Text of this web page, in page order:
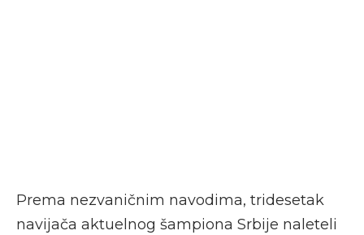
Prema nezvaničnim navodima, tridesetak
navijača aktuelnog šampiona Srbije naleteli